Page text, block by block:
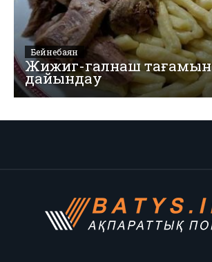
Бейнебаян
Жижиг-галнаш тағамын
дайындау